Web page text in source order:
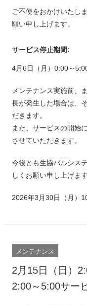
ご不便をおかけいたし
願い申し上げます。
サービス停止期間:
4月6日（月）0:00～
メンテナンス実施前、
長が発生した場合は、
だきます。
また、サービスの開始
させていただきます。
今後とも生協パルシス
しくお願い申し上げます
2026年3月30日（月）
メンテナンス
2月15日（日）
2:00～5:00サー